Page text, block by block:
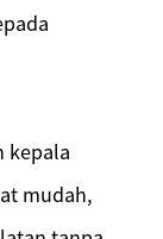
kepala
mudah,